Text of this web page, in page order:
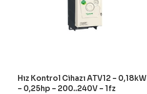
Hız Kontrol Cihazı ATV12 – 0,18kW
– 0,25hp – 200..240V – 1fz